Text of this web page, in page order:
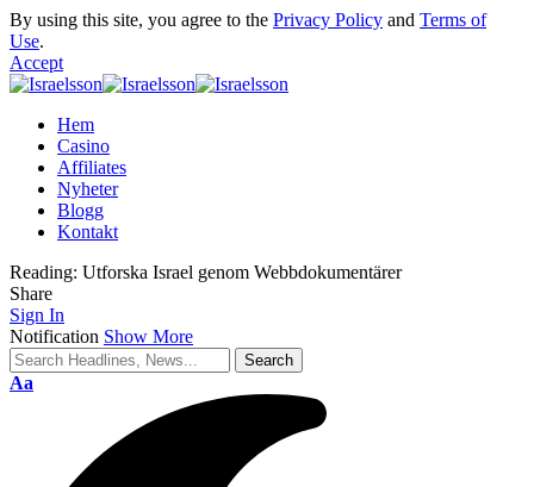
By using this site, you agree to the Privacy Policy and Terms of
Use.
Accept
Hem
Casino
Affiliates
Nyheter
Blogg
Kontakt
Reading: Utforska Israel genom Webbdokumentärer
Share
Sign In
Notification Show More
Aa